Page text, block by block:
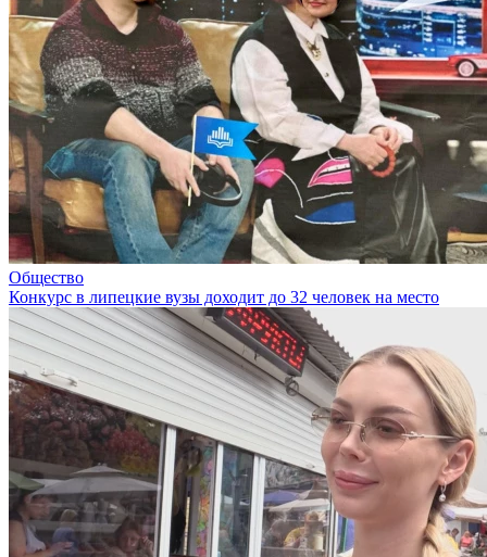
Общество
Конкурс в липецкие вузы доходит до 32 человек на место